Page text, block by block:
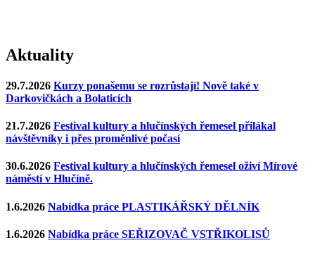
Aktuality
29.7.2026 Kurzy ponašemu se rozrůstají! Nově také v
Darkovičkách a Bolaticích
21.7.2026 Festival kultury a hlučínských řemesel přilákal
návštěvníky i přes proměnlivé počasí
30.6.2026 Festival kultury a hlučínských řemesel oživí Mírové
náměstí v Hlučíně.
1.6.2026 Nabídka práce PLASTIKÁŘSKÝ DĚLNÍK
1.6.2026 Nabídka práce SEŘIZOVAČ VSTŘIKOLISŮ